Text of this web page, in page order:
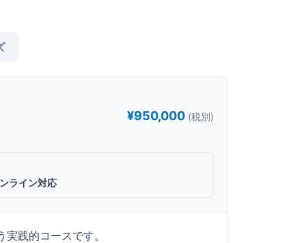
¥950,000 (税別)
ライン対応
践的コースです。